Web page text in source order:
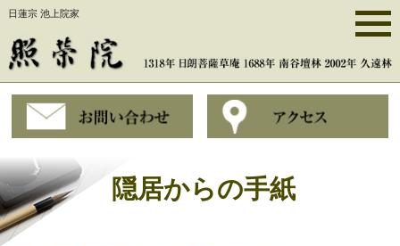
日蓮宗 池上院家
隠居からの手紙